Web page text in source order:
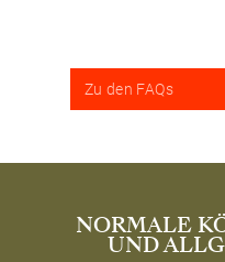
Zu den FAQs
NORMALE
UND